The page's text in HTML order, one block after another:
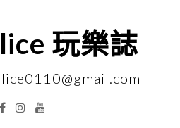
玩樂誌
FacebookInstagramYouTube